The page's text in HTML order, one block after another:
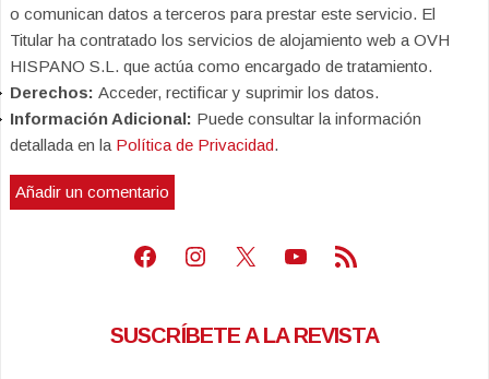
o comunican datos a terceros para prestar este servicio. El
Titular ha contratado los servicios de alojamiento web a OVH
HISPANO S.L. que actúa como encargado de tratamiento.
Derechos: Acceder, rectificar y suprimir los datos.
Información Adicional: Puede consultar la información
detallada en la Política de Privacidad.
Facebook
Instagram
X Youtube
Feed RSS
SUSCRÍBETE A LA REVISTA